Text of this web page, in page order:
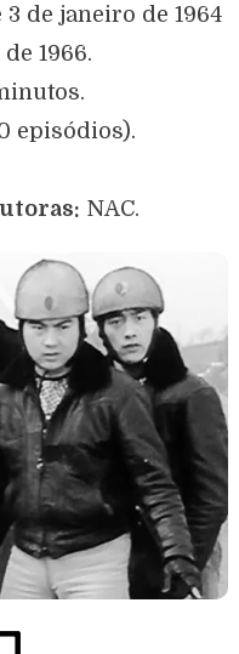
3 de janeiro de 1964
1966.
episódios).
NAC.